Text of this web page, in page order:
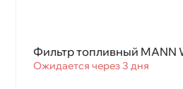
Фильтр топливный MANN
Ожидается через 3 дня